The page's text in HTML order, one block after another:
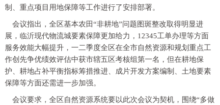
制、重点项目用地保障等工作进行了安排部署。
会议指出，全区基本农田“非耕地”问题图斑整改取得明显进
展，临沂现代物流城要素保障更加给力，12345工单办理等方面
服务效能大幅提升，一二季度全区在全市自然资源和规划重点工
作创先争优绩效评估中获市辖五区考核组第一名，但在耕地保
护、耕地占补平衡指标筹措推进、成片开发方案编制、土地要素
保障等方面还需进一步加强。
会议要求，全区自然资源系统要以此次会议为契机，围绕“多做